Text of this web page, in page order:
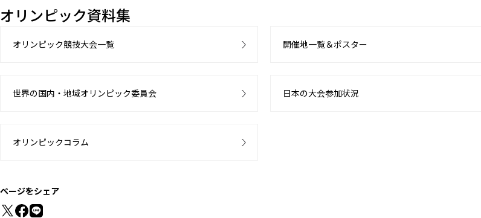
オリンピック資料集
オリンピック競技大会一覧 開催地一覧＆ポスター
世界の国内・地域オリンピック委員会 日本の大会参加状況
オリンピックコラム
ページをシェア